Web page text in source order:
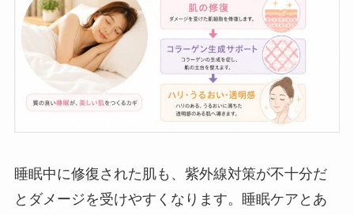
睡眠中に修復された肌も、紫外線対策が不十分だ
とダメージを受けやすくなります。睡眠ケアとあ